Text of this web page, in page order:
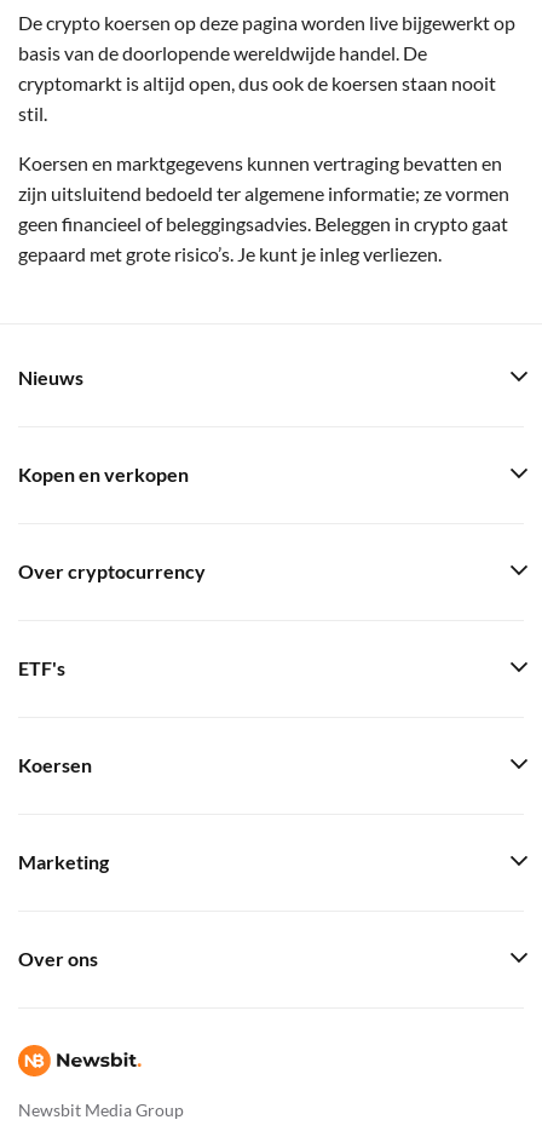
De crypto koersen op deze pagina worden live bijgewerkt op
basis van de doorlopende wereldwijde handel. De
cryptomarkt is altijd open, dus ook de koersen staan nooit
stil.
Koersen en marktgegevens kunnen vertraging bevatten en
zijn uitsluitend bedoeld ter algemene informatie; ze vormen
geen financieel of beleggingsadvies. Beleggen in crypto gaat
gepaard met grote risico’s. Je kunt je inleg verliezen.
Newsbit Media Group
Nieuws
Kopen en verkopen
Over cryptocurrency
ETF's
Koersen
Marketing
Over ons